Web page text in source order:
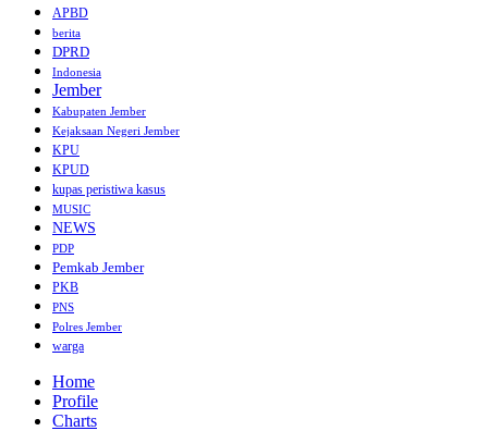
APBD
berita
DPRD
Indonesia
Jember
Kabupaten Jember
Kejaksaan Negeri Jember
KPU
KPUD
kupas peristiwa kasus
MUSIC
NEWS
PDP
Pemkab Jember
PKB
PNS
Polres Jember
warga
Home
Profile
Charts